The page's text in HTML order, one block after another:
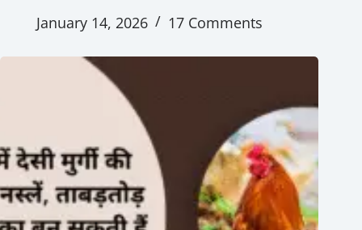
January 14, 2026 17 Comments